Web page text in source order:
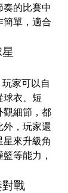
的比賽中
單，適合
玩家可以自
球衣、短
觀細節，都
，玩家還
來升級角
等能力，
戰